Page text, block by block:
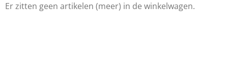
Er zitten geen artikelen (meer) in de winkelwagen.